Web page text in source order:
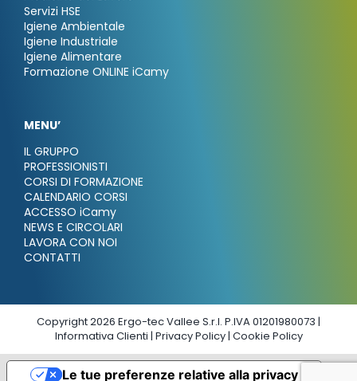
Servizi HSE
Igiene Ambientale
Igiene Industriale
Igiene Alimentare
Formazione ONLINE iCamy
MENU’
IL GRUPPO
PROFESSIONISTI
CORSI DI FORMAZIONE
CALENDARIO CORSI
ACCESSO iCamy
NEWS E CIRCOLARI
LAVORA CON NOI
CONTATTI
Copyright 2026 Ergo-tec Vallee S.r.l. P.IVA 01201980073 |
Informativa Clienti | Privacy Policy| Cookie Policy
Le tue preferenze relative alla privacy